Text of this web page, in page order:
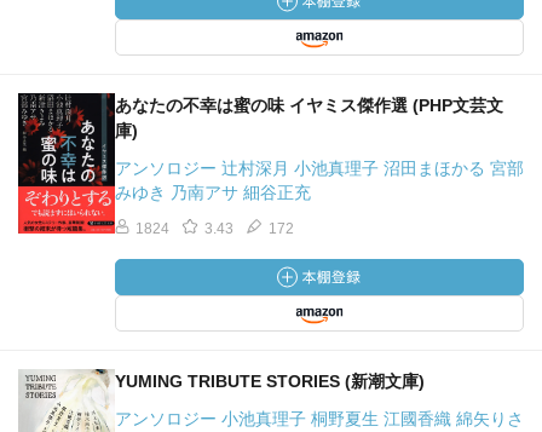
あなたの不幸は蜜の味 イヤミス傑作選 (PHP文芸文
庫)
アンソロジー 辻村深月 小池真理子 沼田まほかる 宮部
みゆき 乃南アサ 細谷正充
1824 3.43 172
YUMING TRIBUTE STORIES (新潮文庫)
アンソロジー 小池真理子 桐野夏生 江國香織 綿矢りさ